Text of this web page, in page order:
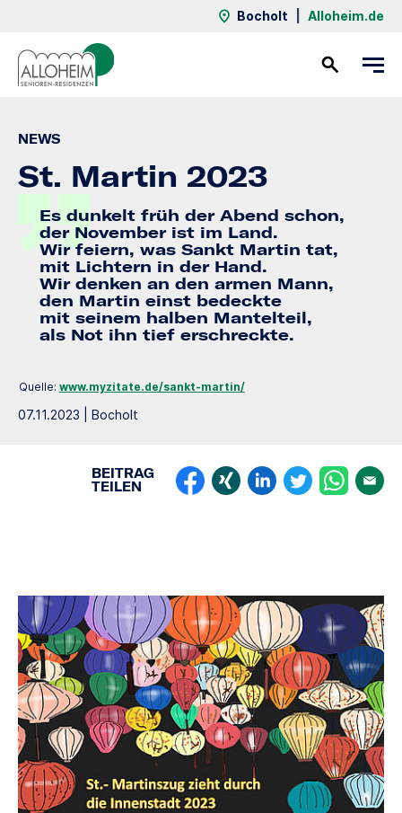
Bocholt Alloheim.de
NEWS
St. Martin 2023
Es dunkelt früh der Abend schon,
der November ist im Land.
Wir feiern, was Sankt Martin tat,
mit Lichtern in der Hand.
Wir denken an den armen Mann,
den Martin einst bedeckte
mit seinem halben Mantelteil,
als Not ihn tief erschreckte.
Quelle: www.myzitate.de/sankt-martin/
07.11.2023 | Bocholt
BEITRAG
TEILEN